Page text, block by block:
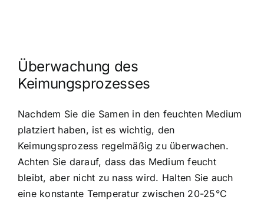
Überwachung des
Keimungsprozesses
Nachdem Sie die Samen in den feuchten Medium
platziert haben, ist es wichtig, den
Keimungsprozess regelmäßig zu überwachen.
Achten Sie darauf, dass das Medium feucht
bleibt, aber nicht zu nass wird. Halten Sie auch
eine konstante Temperatur zwischen 20-25°C